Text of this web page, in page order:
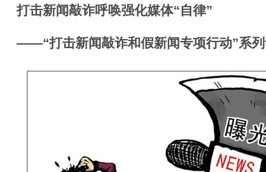
打击新闻敲诈呼唤强化媒体“自律”
——“打击新闻敲诈和假新闻专项行动”系